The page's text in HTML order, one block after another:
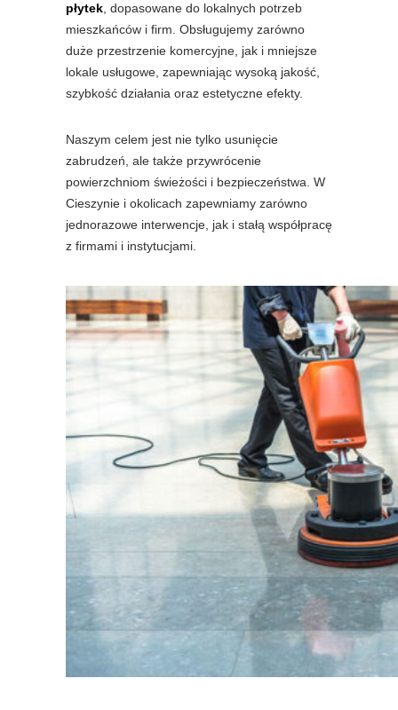
płytek , dopasowane do lokalnych potrzeb
mieszkańców i firm. Obsługujemy zarówno
duże przestrzenie komercyjne, jak i mniejsze
lokale usługowe, zapewniając wysoką jakość,
szybkość działania oraz estetyczne efekty.
Naszym celem jest nie tylko usunięcie
zabrudzeń, ale także przywrócenie
powierzchniom świeżości i bezpieczeństwa. W
Cieszynie i okolicach zapewniamy zarówno
jednorazowe interwencje, jak i stałą współpracę
z firmami i instytucjami.